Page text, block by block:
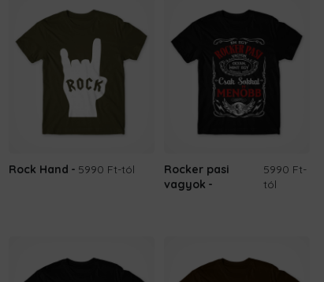
Rock Hand 5990 Ft-tól
Rocker pasi
vagyok
5990 Ft-
tól